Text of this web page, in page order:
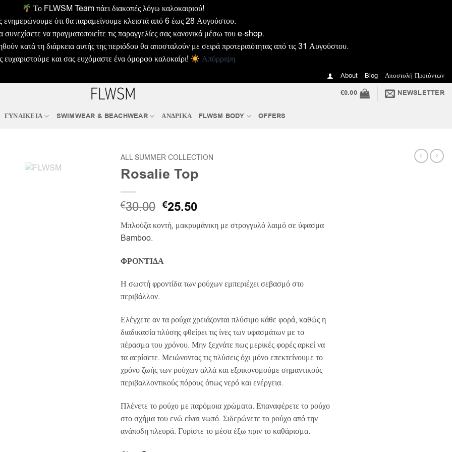
Το FLWSM Team πάει διακοπές λόγω καλοκαιριού!
ενημερώνουμε ότι θα παραμείνουμε κλειστά από 6 έως 28 Αυγούστου.
συνεχίσετε να πραγματοποιείτε τις παραγγελίες σας κανονικά μέσω του e-shop.
κατά τη διάρκεια αυτής της περιόδου θα αποσταλούν με σειρά προτεραιότητας από τις 31 Αυγούστου.
ευχαριστούμε και σας ευχόμαστε ένα όμορφο καλοκαίρι!
Απόρριψη
About Blog Αποστολή Προϊόντων
€0.00 NEWSLETTER
ΓΥΝΑΙΚΕΙΑ SWIMWEAR & BEACHWEAR ΑΝΔΡΙΚΑ FLWSM BODY OFFERS
ALL SUMMER COLLECTION
Rosalie Top
€30.00 Original
price
was:
€25.50Η
τρέχουσα
τιμή
Μπλούζα κοντή, μακρυμάνικη με στρογγυλό λαιμό σε ύφασμα
Bamboo.
ΦΡΟΝΤΙΔΑ
Η σωστή φροντίδα των ρούχων εμπεριέχει σεβασμό στο
περιβάλλον.
Ελέγχετε αν τα ρούχα χρειάζονται πλύσιμο κάθε φορά, καθώς η
διαδικασία πλύσης φθείρει τις ίνες των υφασμάτων με το
πέρασμα του χρόνου. Μην ξεχνάτε πως μερικές φορές αρκεί να
τα αερίσετε. Μειώνοντας τις πλύσεις όχι μόνο επεκτείνουμε το
χρόνο ζωής των ρούχων αλλά και εξοικονομούμε σημαντικούς
περιβαλλοντικούς πόρους όπως νερό και ενέργεια.
Πλένετε το ρούχο με παρόμοια χρώματα. Επαναφέρετε το ρούχο
στο σχήμα του ενώ είναι νωπό. Σιδερώνετε το ρούχο από την
ανάποδη πλευρά. Γυρίστε το μέσα έξω πριν το καθάρισμα.